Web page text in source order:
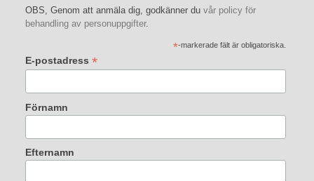
OBS, Genom att anmäla dig, godkänner du vår policy för
behandling av personuppgifter.
*-markerade fält är obligatoriska.
E-postadress *
Förnamn
Efternamn